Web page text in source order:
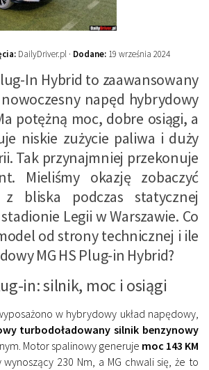
DailyDriver.pl · Dodane: 19 września 2024
In Hybrid to zaawansowany
napęd hybrydowy
potężną moc, dobre osiągi, a
niskie zużycie paliwa i duży
Tak przynajmniej przekonuje
Mieliśmy okazję zobaczyć
bliska podczas statycznej
Legii w Warszawie. Co
od strony technicznej i ile
MG HS Plug-in Hybrid?
in: silnik, moc i osiągi
w hybrydowy układ napędowy,
turbodoładowany silnik benzynowy
Motor spalinowy generuje moc 143 KM
230 Nm, a MG chwali się, że to